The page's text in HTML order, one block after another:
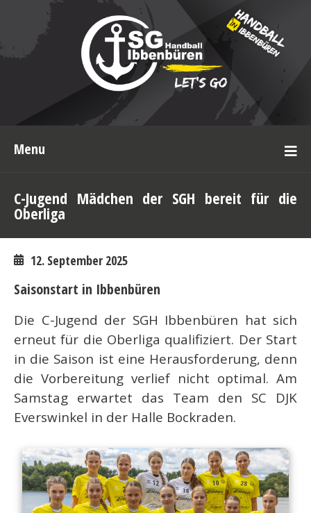
Menu
C-Jugend Mädchen der SGH bereit für die
Oberliga
12. September 2025
Saisonstart in Ibbenbüren
Die C-Jugend der SGH Ibbenbüren hat sich
erneut für die Oberliga qualifiziert. Der Start
in die Saison ist eine Herausforderung, denn
die Vorbereitung verlief nicht optimal. Am
Samstag erwartet das Team den SC DJK
Everswinkel in der Halle Bockraden.